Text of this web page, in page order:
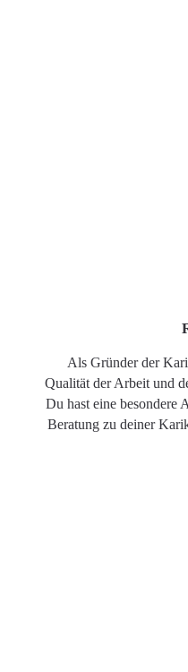
Als Gründer der
Qualität der Arbeit und
Du hast eine besondere
Beratung zu deiner